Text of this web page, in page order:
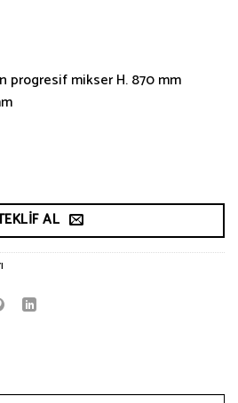
progresif mikser H. 870 mm
AL